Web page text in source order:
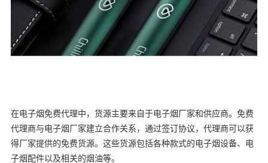
在电子烟免费代理中，货源主要来自于电子烟厂家和供应商。免费
代理商与电子烟厂家建立合作关系，通过签订协议，代理商可以获
得厂家提供的免费货源。这些货源包括各种款式的电子烟设备、电
子烟配件以及相关的烟油等。